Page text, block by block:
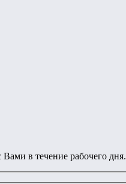
в течение рабочего дня.